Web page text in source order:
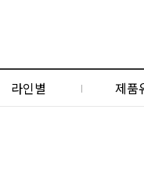
라인별 제품